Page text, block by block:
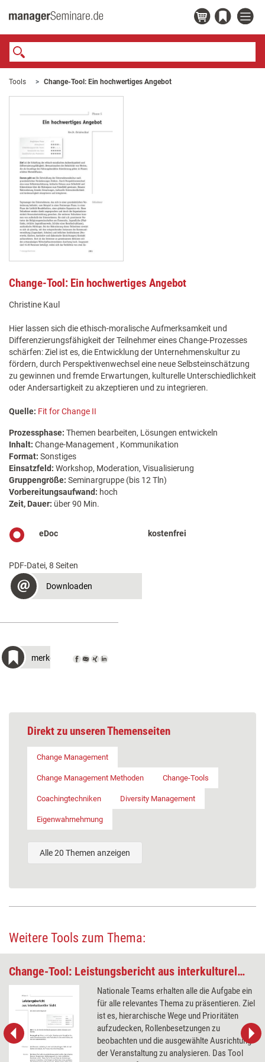
Tools Change-Tool: Ein hochwertiges Angebot
Change-Tool: Ein hochwertiges Angebot
Christine Kaul
Hier lassen sich die ethisch-moralische Aufmerksamkeit und
Differenzierungsfähigkeit der Teilnehmer eines Change-Prozesses
schärfen: Ziel ist es, die Entwicklung der Unternehmenskultur zu
fördern, durch Perspektivenwechsel eine neue Selbsteinschätzung
zu gewinnen und fremde Erwartungen, kulturelle Unterschiedlichkeit
oder Andersartigkeit zu akzeptieren und zu integrieren.
Quelle: Fit for Change II
Prozessphase: Themen bearbeiten, Lösungen entwickeln
Inhalt: Change-Management , Kommunikation
Format: Sonstiges
Einsatzfeld: Workshop, Moderation, Visualisierung
Gruppengröße: Seminargruppe (bis 12 Tln)
Vorbereitungsaufwand: hoch
Zeit, Dauer: über 90 Min.
eDoc kostenfrei
PDF-Datei, 8 Seiten
Downloaden
merken
Direkt zu unseren Themenseiten
Change Management
Change Management Methoden Change-Tools
Coachingtechniken Diversity Management
Eigenwahrnehmung
Alle 20 Themen anzeigen
Weitere Tools zum Thema:
Change-Tool: Leistungsbericht aus interkultureller Sicht
Nationale Teams erhalten alle die Aufgabe ein
für alle relevantes Thema zu präsentieren. Ziel
ist es, hierarchische Wege und Prioritäten
aufzudecken, Rollenbesetzungen zu
beobachten und die ausgewählte Ausrichtung
der Veranstaltung zu analysieren. Das Tool